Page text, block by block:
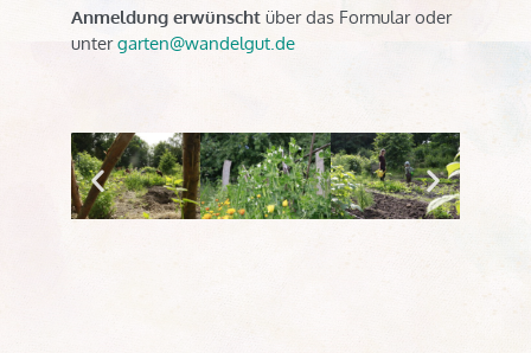
Anmeldung erwünscht über das Formular oder
untergarten@wandelgut.de